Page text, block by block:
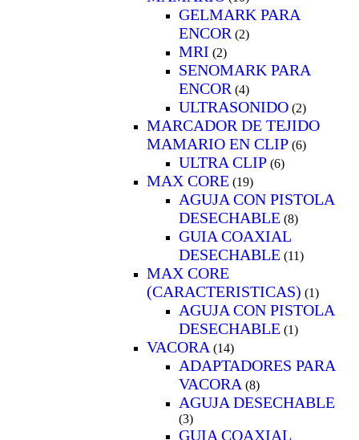
GELMARK PARA
ENCOR (2)
MRI (2)
SENOMARK PARA
ENCOR (4)
ULTRASONIDO (2)
MARCADOR DE TEJIDO
MAMARIO EN CLIP (6)
ULTRA CLIP (6)
MAX CORE (19)
AGUJA CON PISTOLA
DESECHABLE (8)
GUIA COAXIAL
DESECHABLE (11)
MAX CORE
(CARACTERISTICAS) (1)
AGUJA CON PISTOLA
DESECHABLE (1)
VACORA (14)
ADAPTADORES PARA
VACORA (8)
AGUJA DESECHABLE
(3)
GUIA COAXIAL